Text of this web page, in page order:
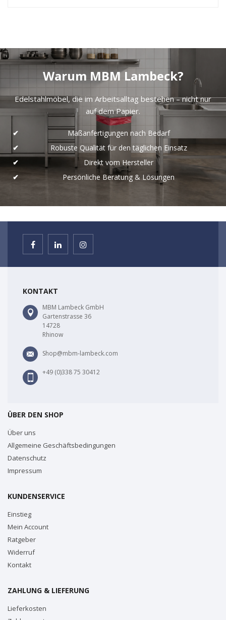
Warum MBM Lambeck?
Edelstahlmöbel, die im Arbeitsalltag bestehen – nicht nur
auf dem Papier.
Maßanfertigungen nach Bedarf
Robuste Qualität für den täglichen Einsatz
Direkt vom Hersteller
Persönliche Beratung & Lösungen
KONTAKT
MBM Lambeck GmbH
Gartenstrasse 36
14728
Rhinow
Shop@mbm-lambeck.com
+49 (0)338 75 30412
ÜBER DEN SHOP
Über uns
Allgemeine Geschäftsbedingungen
Datenschutz
Impressum
KUNDENSERVICE
Einstieg
Mein Account
Ratgeber
Widerruf
Kontakt
ZAHLUNG & LIEFERUNG
Lieferkosten